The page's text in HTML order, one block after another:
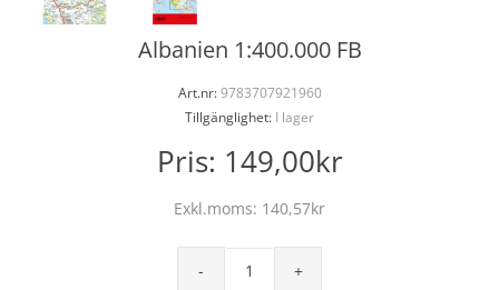
Albanien 1:400.000 FB
Art.nr:9783707921960
Tillgänglighet: I lager
Pris: 149,00kr
Exkl.moms: 140,57kr